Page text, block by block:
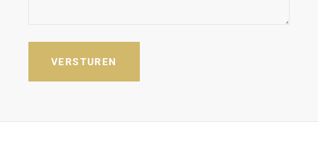
VERSTUREN